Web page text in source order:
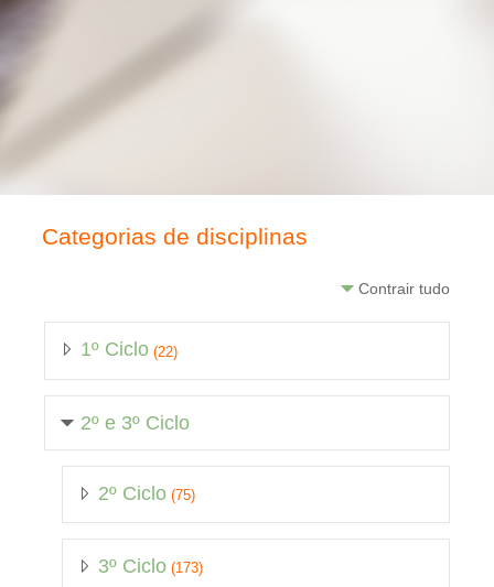
Categorias de disciplinas
Contrair tudo
1º Ciclo (22)
2º e 3º Ciclo
2º Ciclo (75)
3º Ciclo (173)